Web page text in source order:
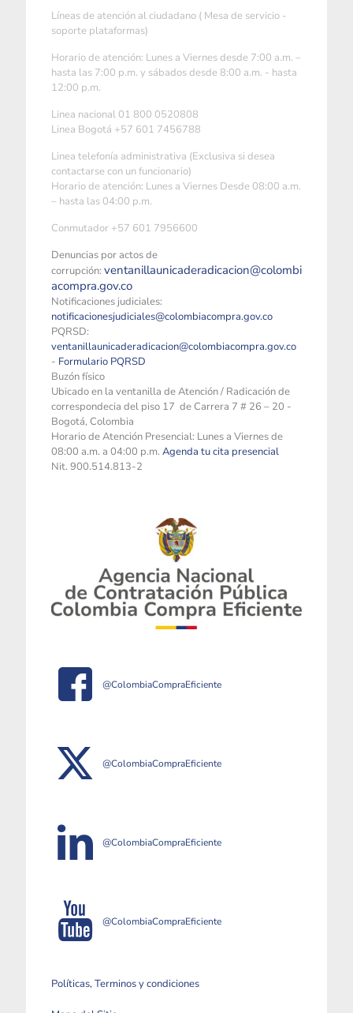
Líneas de atención al ciudadano ( Mesa de servicio -
soporte plataformas)
Horario de atención: Lunes a Viernes desde 7:00 a.m. –
hasta las 7:00 p.m. y sábados desde 8:00 a.m. - hasta
12:00 p.m.
Linea nacional 01 800 0520808
Linea Bogotá +57 601 7456788
Linea telefonía administrativa (Exclusiva si desea
contactarse con un funcionario)
Horario de atención: Lunes a Viernes Desde 08:00 a.m.
– hasta las 04:00 p.m.
Conmutador +57 601 7956600
Denuncias por actos de
corrupción: ventanillaunicaderadicacion@colombi
acompra.gov.co
Notificaciones judiciales:
notificacionesjudiciales@colombiacompra.gov.co
PQRSD:
ventanillaunicaderadicacion@colombiacompra.gov.co
- Formulario PQRSD
Buzón físico
Ubicado en la ventanilla de Atención / Radicación de
correspondecia del piso 17 de Carrera 7 # 26 – 20 -
Bogotá, Colombia
Horario de Atención Presencial: Lunes a Viernes de
08:00 a.m. a 04:00 p.m. Agenda tu cita presencial
Nit. 900.514.813-2
@ColombiaCompraEficiente
@ColombiaCompraEficiente
@ColombiaCompraEficiente
@ColombiaCompraEficiente
Políticas, Terminos y condiciones